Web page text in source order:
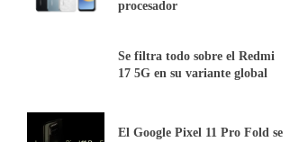
procesador
Se filtra todo sobre el Redmi
17 5G en su variante global
El Google Pixel 11 Pro Fold se